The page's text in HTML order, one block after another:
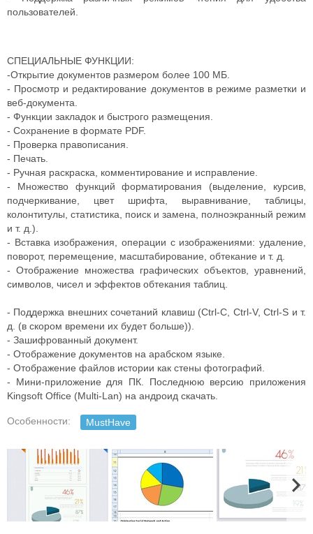
пользователей.
СПЕЦИАЛЬНЫЕ ФУНКЦИИ:
-Открытие документов размером более 100 МБ.
- Просмотр и редактирование документов в режиме разметки и
веб-документа.
- Функции закладок и быстрого размещения.
- Сохранение в формате PDF.
- Проверка правописания.
- Печать.
- Ручная раскраска, комментирование и исправление.
- Множество функций форматирования (выделение, курсив,
подчеркивание, цвет шрифта, выравнивание, таблицы,
колонтитулы, статистика, поиск и замена, полноэкранный режим
и т. д.).
- Вставка изображения, операции с изображениями: удаление,
поворот, перемещение, масштабирование, обтекание и т. д.
- Отображение множества графических объектов, уравнений,
символов, чисел и эффектов обтекания таблиц.
- Поддержка внешних сочетаний клавиш (Ctrl-C, Ctrl-V, Ctrl-S и т.
д. (в скором времени их будет больше)).
- Зашифрованный документ.
- Отображение документов на арабском языке.
- Отображение файлов истории как стены фотографий.
- Мини-приложение для ПК. Последнюю версию приложения
Kingsoft Office (Multi-Lan) на андроид скачать.
Особенности: MustHave